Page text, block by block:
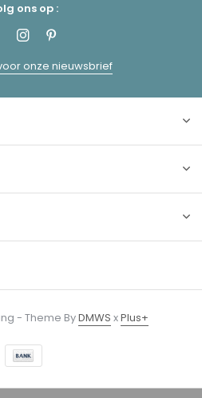
ons op :
onze nieuwsbrief
- Theme ByDMWS xPlus+